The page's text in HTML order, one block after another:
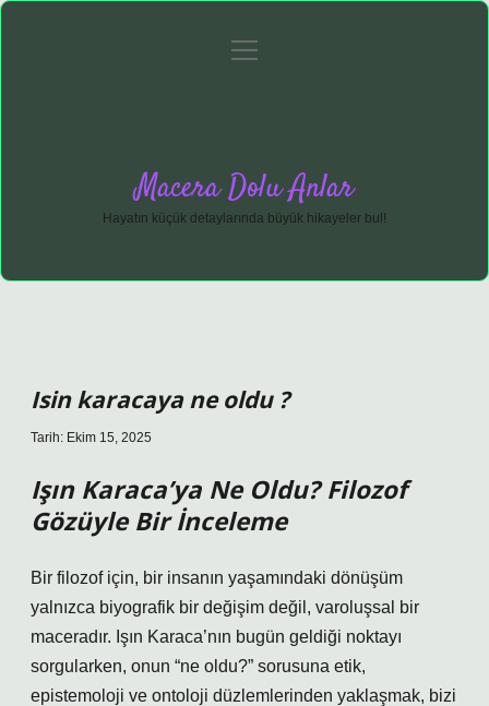
Gizlilik Politikası
menüyü
Macera Dolu Anlar
Hayatın küçük detaylarında büyük hikayeler bul!
Isin karacaya ne oldu ?
Tarih: Ekim 15, 2025
Işın Karaca’ya Ne Oldu? Filozof
Gözüyle Bir İnceleme
Bir filozof için, bir insanın yaşamındaki dönüşüm
yalnızca biyografik bir değişim değil, varoluşsal bir
maceradır. Işın Karaca’nın bugün geldiği noktayı
sorgularken, onun “ne oldu?” sorusuna etik,
epistemoloji ve ontoloji düzlemlerinden yaklaşmak, bizi